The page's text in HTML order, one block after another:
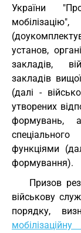
України
установ,
закладів,
закладів
(далі -
утворених
формувань,
функціями
формування).
Призов
військову
порядку,